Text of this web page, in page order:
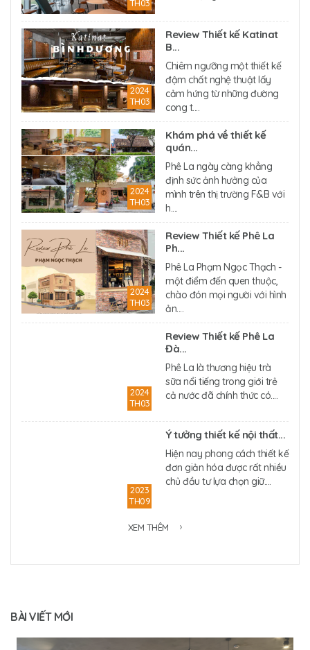
TH03
2024
TH03
Review Thiết kế Katinat
B...
Chiêm ngưỡng một thiết kế
đậm chất nghệ thuật lấy
cảm hứng từ những đường
cong t....
2024
TH03
Khám phá về thiết kế
quán...
Phê La ngày càng khẳng
định sức ảnh hưởng của
mình trên thị trường F&B với
h....
2024
TH03
Review Thiết kế Phê La
Ph...
Phê La Phạm Ngọc Thạch -
một điểm đến quen thuộc,
chào đón mọi người với hình
ản....
2024
TH03
Review Thiết kế Phê La
Đà...
Phê La là thương hiệu trà
sữa nổi tiếng trong giới trẻ
cả nước đã chính thức có....
2023
TH09
Ý tưởng thiết kế nội thất...
Hiện nay phong cách thiết kế
đơn giản hóa được rất nhiều
chủ đầu tư lựa chọn giữ....
XEM THÊM
BÀI VIẾT MỚI